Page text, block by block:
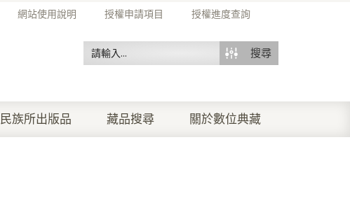
網站使用說明 授權申請項目 授權進度查詢
搜尋
民族所出版品 藏品搜尋 關於數位典藏